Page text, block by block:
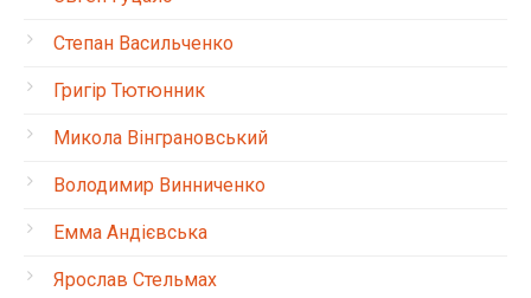
Степан Васильченко
Григір Тютюнник
Микола Вінграновський
Володимир Винниченко
Емма Андієвська
Ярослав Стельмах